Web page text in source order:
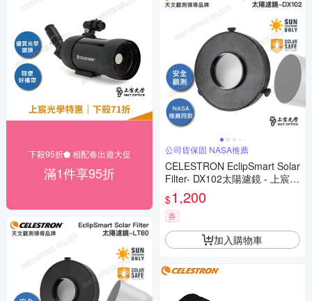
下殺95折⬟ 相配春出遊大促
滿1件享95折
公司貨保固 NASA推薦
CELESTRON EclipSmart Solar
Filter- DX102太陽濾鏡 - 上宸光
學台灣總代理
$1,200
券
加入購物車